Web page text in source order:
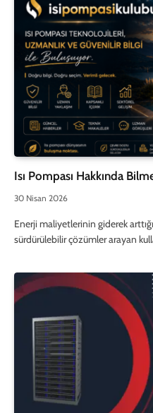
Isı Pompası Hakkında
30 Nisan 2026
Enerji maliyetlerinin giderek
sürdürülebilir çözümler arayan